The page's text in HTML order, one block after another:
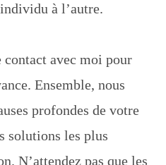
à l’autre.
contact avec moi pour
Ensemble, nous
profondes de votre
solutions les plus
N’attendez pas que les